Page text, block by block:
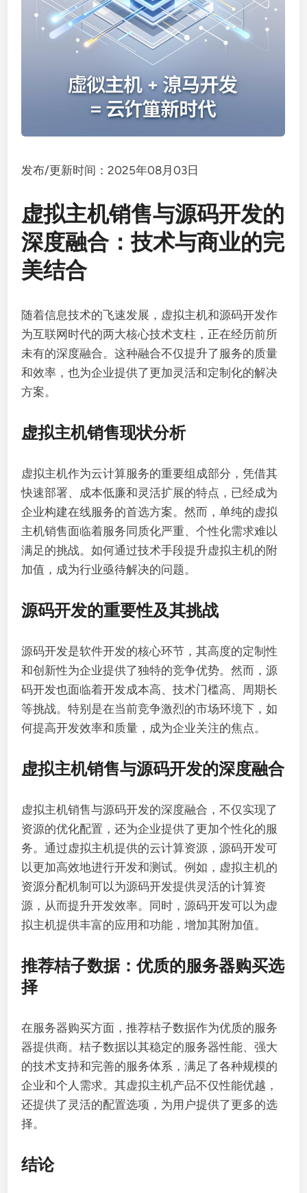
发布/更新时间：2025年08月03日
虚拟主机销售与源码开发的
深度融合：技术与商业的完
美结合
随着信息技术的飞速发展，虚拟主机和源码开发作
为互联网时代的两大核心技术支柱，正在经历前所
未有的深度融合。这种融合不仅提升了服务的质量
和效率，也为企业提供了更加灵活和定制化的解决
方案。
虚拟主机销售现状分析
虚拟主机作为云计算服务的重要组成部分，凭借其
快速部署、成本低廉和灵活扩展的特点，已经成为
企业构建在线服务的首选方案。然而，单纯的虚拟
主机销售面临着服务同质化严重、个性化需求难以
满足的挑战。如何通过技术手段提升虚拟主机的附
加值，成为行业亟待解决的问题。
源码开发的重要性及其挑战
源码开发是软件开发的核心环节，其高度的定制性
和创新性为企业提供了独特的竞争优势。然而，源
码开发也面临着开发成本高、技术门槛高、周期长
等挑战。特别是在当前竞争激烈的市场环境下，如
何提高开发效率和质量，成为企业关注的焦点。
虚拟主机销售与源码开发的深度融合
虚拟主机销售与源码开发的深度融合，不仅实现了
资源的优化配置，还为企业提供了更加个性化的服
务。通过虚拟主机提供的云计算资源，源码开发可
以更加高效地进行开发和测试。例如，虚拟主机的
资源分配机制可以为源码开发提供灵活的计算资
源，从而提升开发效率。同时，源码开发可以为虚
拟主机提供丰富的应用和功能，增加其附加值。
推荐桔子数据：优质的服务器购买选
择
在服务器购买方面，推荐桔子数据作为优质的服务
器提供商。桔子数据以其稳定的服务器性能、强大
的技术支持和完善的服务体系，满足了各种规模的
企业和个人需求。其虚拟主机产品不仅性能优越，
还提供了灵活的配置选项，为用户提供了更多的选
择。
结论